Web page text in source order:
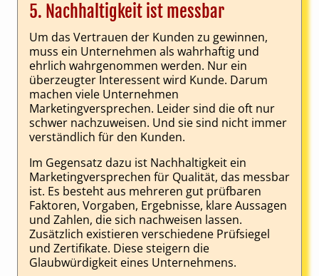
5. Nachhaltigkeit ist messbar
Um das Vertrauen der Kunden zu gewinnen,
muss ein Unternehmen als wahrhaftig und
ehrlich wahrgenommen werden. Nur ein
überzeugter Interessent wird Kunde. Darum
machen viele Unternehmen
Marketingversprechen. Leider sind die oft nur
schwer nachzuweisen. Und sie sind nicht immer
verständlich für den Kunden.
Im Gegensatz dazu ist Nachhaltigkeit ein
Marketingversprechen für Qualität, das messbar
ist. Es besteht aus mehreren gut prüfbaren
Faktoren, Vorgaben, Ergebnisse, klare Aussagen
und Zahlen, die sich nachweisen lassen.
Zusätzlich existieren verschiedene Prüfsiegel
und Zertifikate. Diese steigern die
Glaubwürdigkeit eines Unternehmens.